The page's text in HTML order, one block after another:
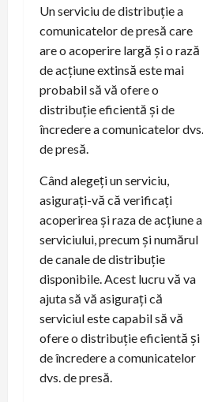
Un serviciu de distribuție a
comunicatelor de presă care
are o acoperire largă și o rază
de acțiune extinsă este mai
probabil să vă ofere o
distribuție eficientă și de
încredere a comunicatelor dvs.
de presă.
Când alegeți un serviciu,
asigurați-vă că verificați
acoperirea și raza de acțiune a
serviciului, precum și numărul
de canale de distribuție
disponibile. Acest lucru vă va
ajuta să vă asigurați că
serviciul este capabil să vă
ofere o distribuție eficientă și
de încredere a comunicatelor
dvs. de presă.